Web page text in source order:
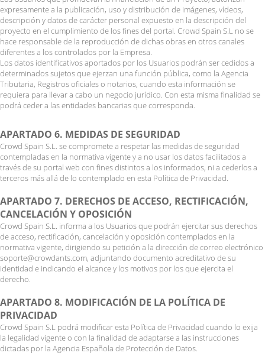
expresamente a la publicación, uso y distribución de imágenes, vídeos,
descripción y datos de carácter personal expuesto en la descripción del
proyecto en el cumplimiento de los fines del portal. Crowd Spain S.L no se
hace responsable de la reproducción de dichas obras en otros canales
diferentes a los controlados por la Empresa.
Los datos identificativos aportados por los Usuarios podrán ser cedidos a
determinados sujetos que ejerzan una función pública, como la Agencia
Tributaria, Registros oficiales o notarios, cuando esta información se
requiera para llevar a cabo un negocio jurídico. Con esta misma finalidad se
podrá ceder a las entidades bancarias que corresponda.
APARTADO 6. MEDIDAS DE SEGURIDAD
Crowd Spain S.L. se compromete a respetar las medidas de seguridad
contempladas en la normativa vigente y a no usar los datos facilitados a
través de su portal web con fines distintos a los informados, ni a cederlos a
terceros más allá de lo contemplado en esta Política de Privacidad.
APARTADO 7. DERECHOS DE ACCESO, RECTIFICACIÓN,
CANCELACIÓN Y OPOSICIÓN
Crowd Spain S.L. informa a los Usuarios que podrán ejercitar sus derechos
de acceso, rectificación, cancelación y oposición contemplados en la
normativa vigente, dirigiendo su petición a la dirección de correo electrónico
soporte@crowdants.com, adjuntando documento acreditativo de su
identidad e indicando el alcance y los motivos por los que ejercita el
derecho.
APARTADO 8. MODIFICACIÓN DE LA POLÍTICA DE
PRIVACIDAD
Crowd Spain S.L podrá modificar esta Política de Privacidad cuando lo exija
la legalidad vigente o con la finalidad de adaptarse a las instrucciones
dictadas por la Agencia Española de Protección de Datos.